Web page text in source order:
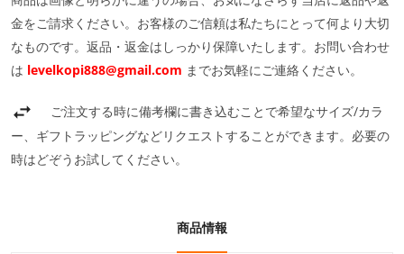
金をご請求ください。お客様のご信頼は私たちにとって何より大切
なものです。返品・返金はしっかり保障いたします。お問い合わせ
は levelkopi888@gmail.com までお気軽にご連絡ください。
ご注文する時に備考欄に書き込むことで希望なサイズ/カラ
ー、ギフトラッピングなどリクエストすることができます。必要の
時はどぞうお試してください。
商品情報